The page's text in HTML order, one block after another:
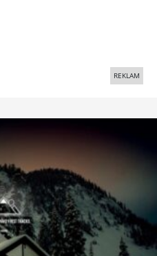
REKLAM